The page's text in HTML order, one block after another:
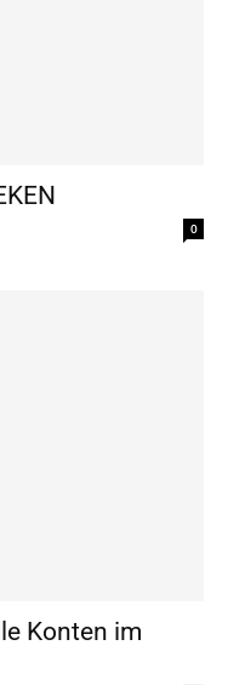
0
Konten im